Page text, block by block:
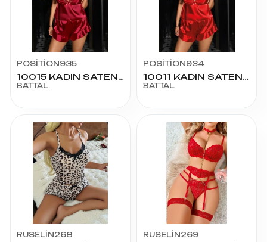
POSİTİON935
10015 KADIN SATEN ŞORTLU TKM BATTAL
BATTAL
POSİTİON934
10011 KADIN SATEN ŞORTLU TKM BATTAL
BATTAL
RUSELİN268 RUSELİN269